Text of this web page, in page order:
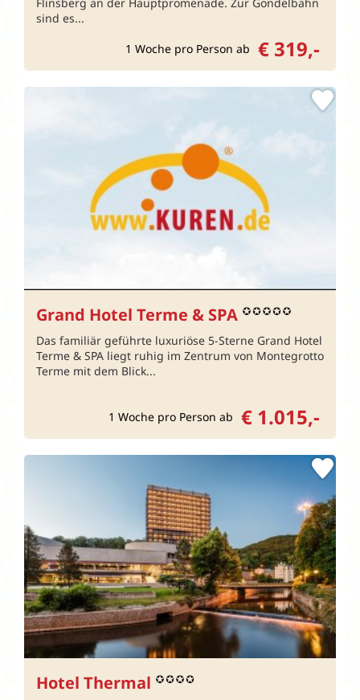
sind es...
1 Woche pro Person ab € 319,-
Grand Hotel Terme & SPA
Das familiär geführte luxuriöse 5-Sterne Grand Hotel
Terme & SPA liegt ruhig im Zentrum von Montegrotto
Terme mit dem Blick...
1 Woche pro Person ab € 1.015,-
Hotel Thermal